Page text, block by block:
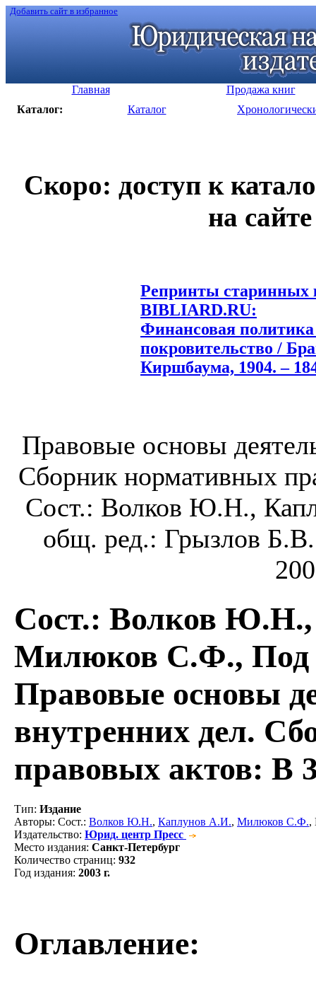
Добавить сайт в избранное
Главная
Продажа книг
Каталог:
Каталог
Скоро: доступ к
на
Репринты старинных
BIBLIARD.RU:
Финансовая
покровительство /
Киршбаума, 1904. –
Правовые основы
Сборник нормативных
Сост.: Волков Ю.Н.,
общ. ред.: Грызлов
Сост.: Волков
Милюков С.Ф., Под
Правовые основы
внутренних дел.
правовых актов: В
Тип: Издание
Авторы: Сост.: Волков Ю.Н., Каплунов А.И., Милюков С.Ф.,
Издательство: Юрид. центр Пресс
Место издания: Санкт-Петербург
Количество страниц: 932
Год издания: 2003 г.
Оглавление: